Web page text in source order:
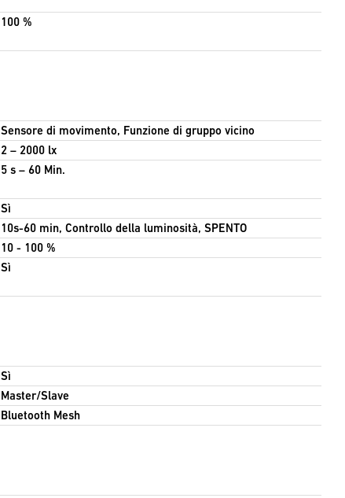
100 %
Sensore di movimento, Funzione di gruppo vicino
2 – 2000 lx
5 s – 60 Min.
Sì
10s-60 min, Controllo della luminosità, SPENTO
10 - 100 %
Sì
Sì
Master/Slave
Bluetooth Mesh